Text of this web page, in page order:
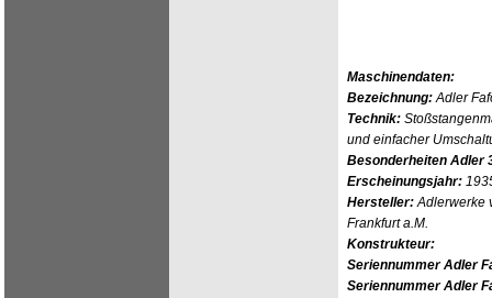
Maschinendaten:
Bezeichnung:Adler
Technik:
und einfacher
Besonderheiten Adler
Erscheinungsjahr:
Hersteller:Adlerwerke
Frankfurt a.M.
Konstrukteur:
Seriennummer Adler
Seriennummer Adler